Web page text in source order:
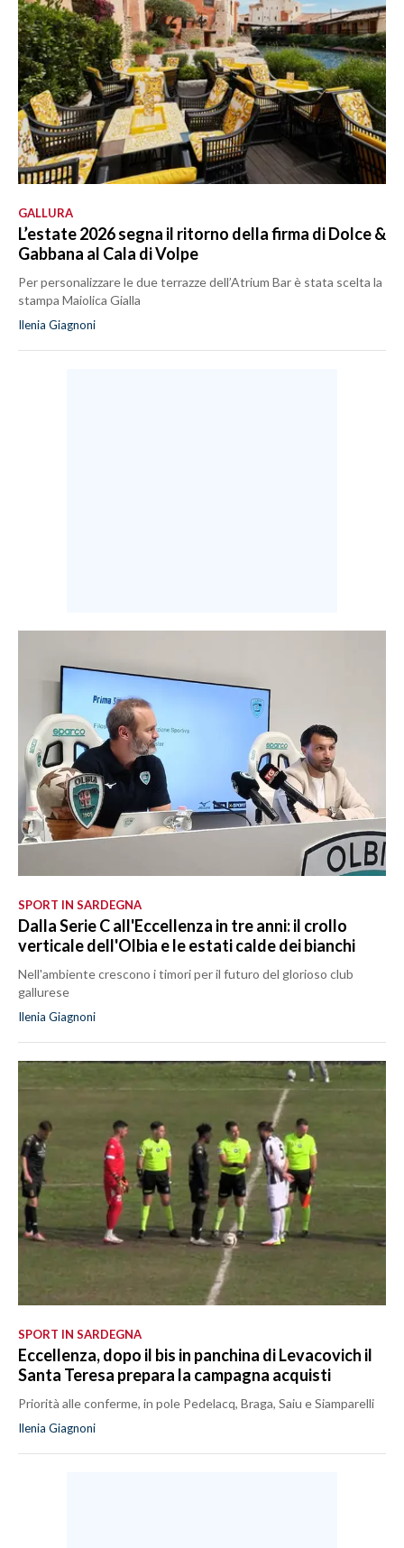
GOSSIP
SALUTE
SARDEGNA TURISMO
SARDI NEL MONDO
NOTIZIE
#CARAUNIONE
3 MINUTI CON
INSULARITÀ
GALLURA
L’estate 2026 segna il ritorno della firma di Dolce &
Gabbana al Cala di Volpe
Per personalizzare le due terrazze dell’Atrium Bar è stata scelta la
stampa Maiolica Gialla
Ilenia Giagnoni
SPORT IN SARDEGNA
Dalla Serie C all'Eccellenza in tre anni: il crollo
verticale dell'Olbia e le estati calde dei bianchi
Nell'ambiente crescono i timori per il futuro del glorioso club
gallurese
Ilenia Giagnoni
SPORT IN SARDEGNA
Eccellenza, dopo il bis in panchina di Levacovich il
Santa Teresa prepara la campagna acquisti
Priorità alle conferme, in pole Pedelacq, Braga, Saiu e Siamparelli
Ilenia Giagnoni